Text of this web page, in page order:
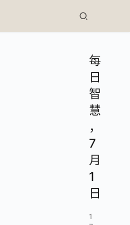
每
日
智
慧
，
7
月
1
日
1